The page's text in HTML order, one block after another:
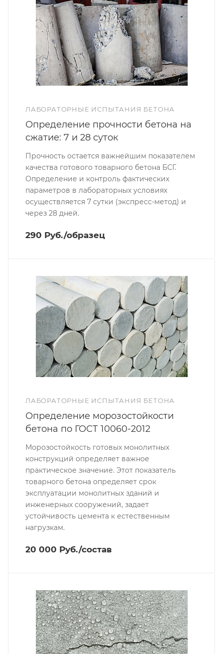
ЛАБОРАТОРНЫЕ ИСПЫТАНИЯ БЕТОНА
Определение прочности бетона на
сжатие: 7 и 28 суток
Прочность остается важнейшим показателем
качества готового товарного бетона БСГ.
Определение и контроль фактических
параметров в лабораторных условиях
осуществляется 7 сутки (экспресс-метод) и
через 28 дней.
290 Руб./образец
ЛАБОРАТОРНЫЕ ИСПЫТАНИЯ БЕТОНА
Определение морозостойкости
бетона по ГОСТ 10060-2012
Морозостойкость готовых монолитных
конструкций определяет важное
практическое значение. Этот показатель
товарного бетона определяет срок
эксплуатации монолитных зданий и
инженерных сооружений, задает
устойчивость цемента к естественным
нагрузкам.
20 000 Руб./состав